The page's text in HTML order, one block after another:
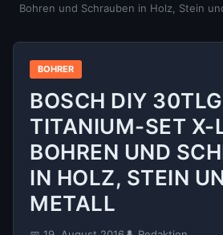
Bohren und Schrauben in Holz, Stein
BOHRER
BOSCH DIY
TITANIUM-SET X-
BOHREN UND
IN HOLZ, STEIN
METALL